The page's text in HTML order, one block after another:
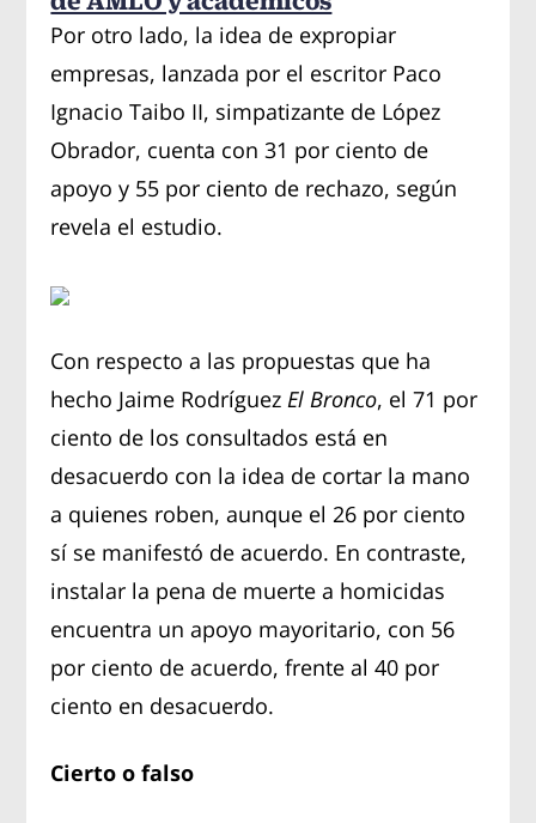
Por otro lado, la idea de expropiar
empresas, lanzada por el escritor Paco
Ignacio Taibo II, simpatizante de López
Obrador, cuenta con 31 por ciento de
apoyo y 55 por ciento de rechazo, según
revela el estudio.
Con respecto a las propuestas que ha
hecho Jaime Rodríguez El Bronco, el 71 por
ciento de los consultados está en
desacuerdo con la idea de cortar la mano
a quienes roben, aunque el 26 por ciento
sí se manifestó de acuerdo. En contraste,
instalar la pena de muerte a homicidas
encuentra un apoyo mayoritario, con 56
por ciento de acuerdo, frente al 40 por
ciento en desacuerdo.
Cierto o falso